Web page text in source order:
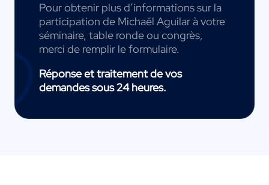
Pour obtenir plus d’informations sur la
participation de Michaël Aguilar à votre
séminaire, table ronde ou congrès,
merci de remplir le formulaire.
Réponse et traitement de vos
demandes sous 24 heures.